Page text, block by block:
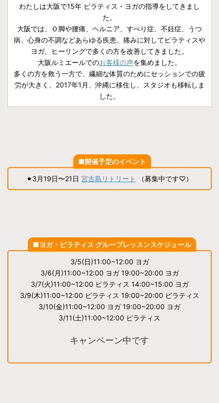
わたしは大阪で15年 ピラティス・ヨガの指導をしてきまし
た。
大阪では、Ｏ脚や腰痛、ヘルニア、すべり症、不妊症、うつ
病、心身の不調などあらゆる疾患、痛みに対してピラティスや
ヨガ、ヒーリングで多くの方を改善してきました。
大阪ルミエールでのお客様の声を集めました。
多くの方を救う一方で、繊細な体質のためにセッションでの疲
労が大きく、2017年1月、沖縄に移住し、スタジオも移転しま
した。
■開催予定のイベント
⚫︎3月19日〜21日 宮古島リトリート （募集中です♡）
■ヨガ・ピラティス グループレッスンスケジュール
3/5(日)11:00~12:00 ヨガ
3/6(月)11:00~12:00 ヨガ 19:00~20:00 ヨガ
3/7(火)11:00~12:00 ピラティス 14:00~15:00 ヨガ
3/9(木)11:00~12:00 ピラティス 19:00~20:00 ピラティス
3/10(金)11:00~12:00 ヨガ 19:00~20:00 ヨガ
3/11(土)11:00~12:00 ピラティス
キャンペーン中です